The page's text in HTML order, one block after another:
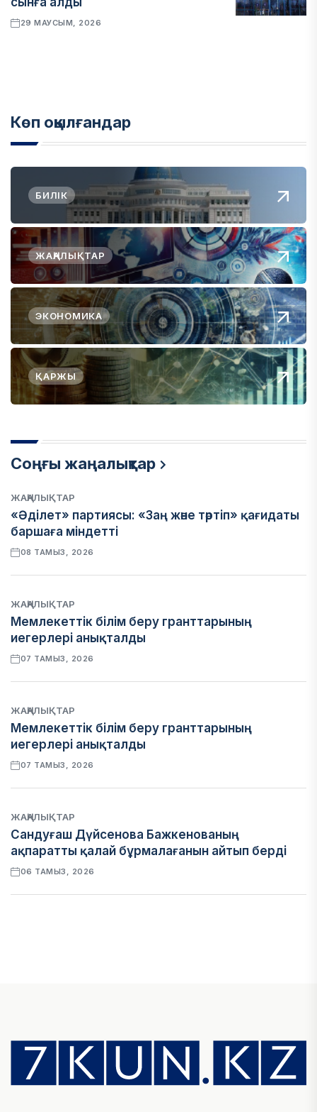
29 МАУСЫМ, 2026
Көп оқылғандар
БИЛІК
ЖАҢАЛЫҚТАР
ЭКОНОМИКА
ҚАРЖЫ
Соңғы жаңалықтар
ЖАҢАЛЫҚТАР
«Әділет» партиясы: «Заң және тәртіп» қағидаты
баршаға міндетті
08 ТАМЫЗ, 2026
ЖАҢАЛЫҚТАР
Мемлекеттік білім беру гранттарының
иегерлері анықталды
07 ТАМЫЗ, 2026
ЖАҢАЛЫҚТАР
Мемлекеттік білім беру гранттарының
иегерлері анықталды
07 ТАМЫЗ, 2026
ЖАҢАЛЫҚТАР
Сандуғаш Дүйсенова Бажкенованың
ақпаратты қалай бұрмалағанын айтып берді
06 ТАМЫЗ, 2026
Алматы қалалық МКД мүлікті сатудан
алынатын салық туралы сұрақтарға жауап
берді